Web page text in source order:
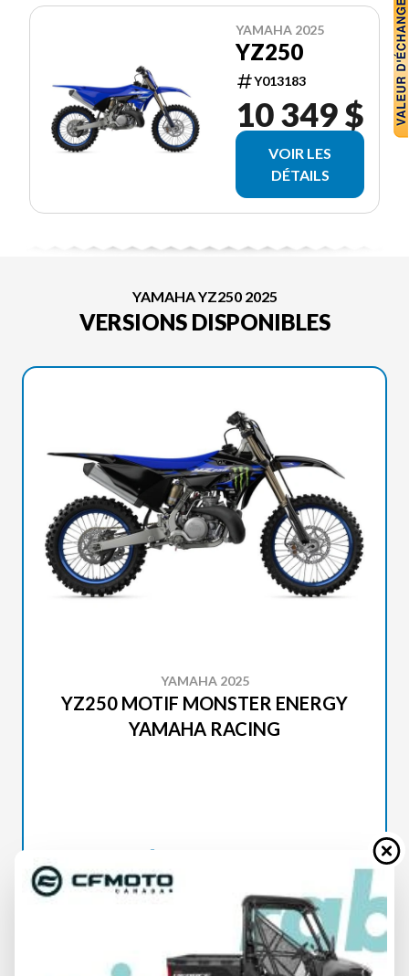
YAMAHA 2025
YZ250
Y013183
10 349 $
VOIR LES
DÉTAILS
YAMAHA YZ250 2025
VERSIONS DISPONIBLES
YAMAHA 2025
YZ250 MOTIF MONSTER ENERGY
YAMAHA RACING